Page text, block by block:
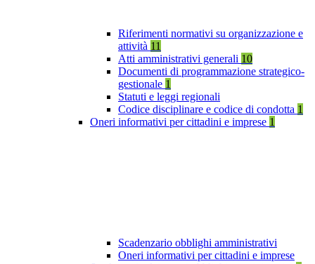
Riferimenti normativi su organizzazione e
attività 11
Atti amministrativi generali 10
Documenti di programmazione strategico-
gestionale 1
Statuti e leggi regionali
Codice disciplinare e codice di condotta 1
Oneri informativi per cittadini e imprese 1
Scadenzario obblighi amministrativi
Oneri informativi per cittadini e imprese